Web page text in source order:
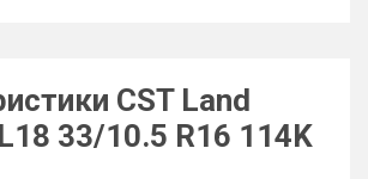
CST Land
33/10.5 R16 114K